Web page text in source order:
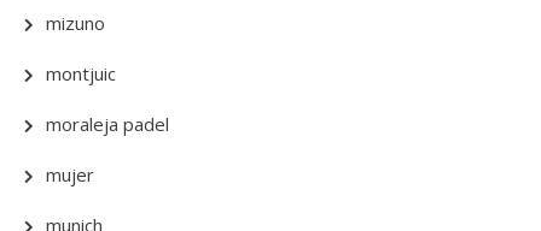
mizuno
montjuic
moraleja padel
mujer
munich